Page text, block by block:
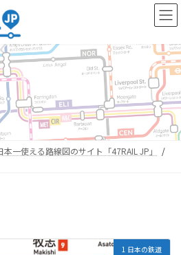
一使える路線図のサイト「47RAIL JP」
1 日本の鉄道